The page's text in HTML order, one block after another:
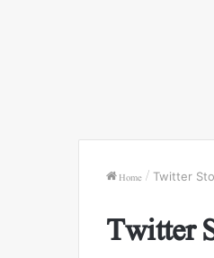
Home / Twitter
Twitter